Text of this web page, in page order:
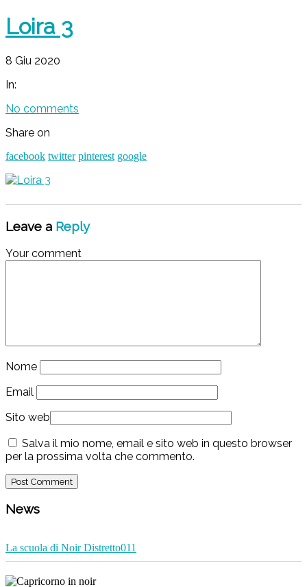
Loira 3
8 Giu 2020
In:
No comments
Share on
facebook twitter pinterest google
Leave a Reply
Your comment
Nome
Email
Sito web
Salva il mio nome, email e sito web in questo browser
per la prossima volta che commento.
News
La scuola di Noir Distretto011